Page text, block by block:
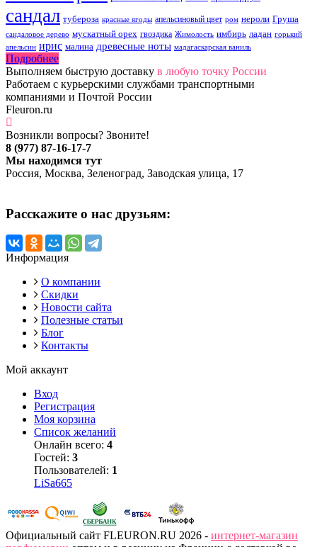
сандал тубероза красные ягоды апельсиновый цвет ром нероли Груша
сандаловое дерево мускатный орех гвоздика Жимолость имбирь ладан горький
апельсин ирис малина древесные ноты мадагаскарская ваниль
Подробнее
Выполняем быструю доставку в любую точку России
Работаем с курьерскими службами транспортными
компаниями и Почтой России
Fleuron.ru
Возникли вопросы? Звоните!
8 (977) 87-16-17-7
Мы находимся тут
Россия, Москва, Зеленоград, Заводская улица, 17
Расскажите о нас друзьям:
Информация
О компании
Скидки
Новости сайта
Полезные статьи
Блог
Контакты
Мой аккаунт
Вход
Регистрация
Моя корзина
Список желаний
Онлайн всего: 4
Гостей: 3
Пользователей: 1
LiSa665
Официальный сайт FLEURON.RU 2026 - интернет-магазин